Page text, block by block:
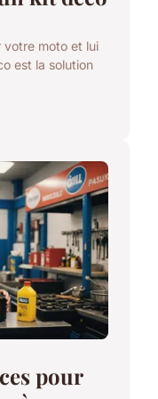
votre moto et lui
est la solution
pour